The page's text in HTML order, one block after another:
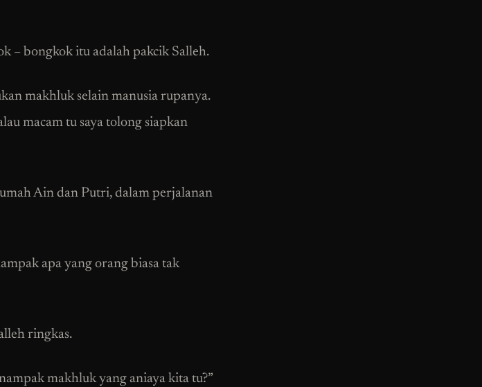
– bongkok itu adalah pakcik Salleh.
makhluk selain manusia rupanya.
macam tu saya tolong siapkan
Ain dan Putri, dalam perjalanan
apa yang orang biasa tak
ringkas.
makhluk yang aniaya kita tu?”